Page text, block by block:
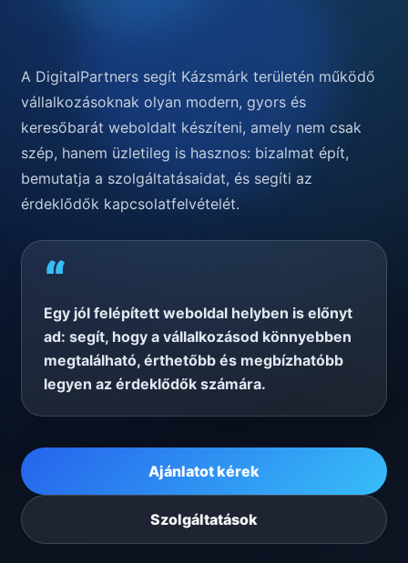
A DigitalPartners segít Kázsmárk területén működő
vállalkozásoknak olyan modern, gyors és
keresőbarát weboldalt készíteni, amely nem csak
szép, hanem üzletileg is hasznos: bizalmat épít,
bemutatja a szolgáltatásaidat, és segíti az
érdeklődők kapcsolatfelvételét.
“
Egy jól felépített weboldal helyben is előnyt
ad: segít, hogy a vállalkozásod könnyebben
megtalálható, érthetőbb és megbízhatóbb
legyen az érdeklődők számára.
Ajánlatot kérek
Szolgáltatások